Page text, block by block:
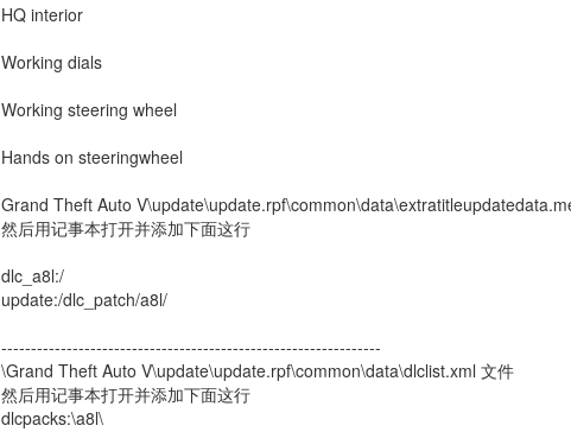
HQ interior
Working dials
Working steering wheel
Hands on steeringwheel
Grand Theft Auto
然后用记事本打开并添加下面这行
dlc_a8l:/
update:/dlc_patch/a8l/
----------------------------------------------------------------
\Grand Theft Auto V\update\update.rpf\common\data\dlclist.xml 文件
然后用记事本打开并添加下面这行
dlcpacks:\a8l\